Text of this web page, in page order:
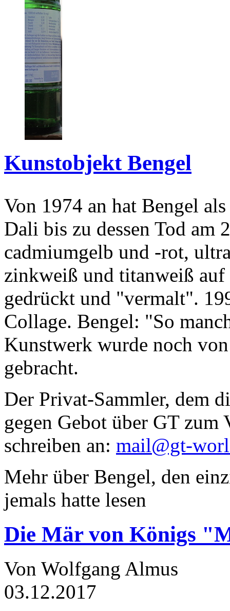
Kunstobjekt Bengel
Von 1974 an hat Bengel
Dali bis zu dessen Tod am
cadmiumgelb und -rot,
zinkweiß und titanweiß
gedrückt und "vermalt".
Collage. Bengel: "So
Kunstwerk wurde noch
gebracht.
Der Privat-Sammler, dem
gegen Gebot über GT zum
schreiben an: mail@gt-
Mehr über Bengel, den
jemals hatte lesen
Die Mär von Königs
Von Wolfgang Almus
03.12.2017